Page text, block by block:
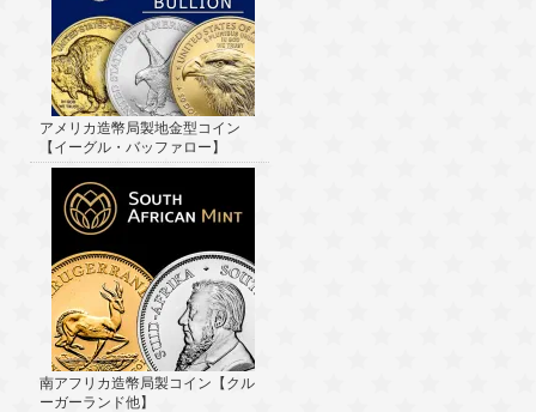
アメリカ造幣局製地金型コイン
【イーグル・バッファロー】
南アフリカ造幣局製コイン【クル
ーガーランド他】